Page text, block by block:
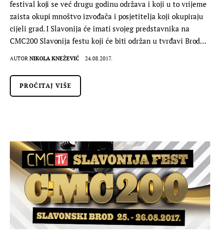
festival koji se već drugu godinu održava i koji u to vrijeme
zaista okupi mnoštvo izvođača i posjetitelja koji okupiraju
cijeli grad. I Slavonija će imati svojeg predstavnika na
CMC200 Slavonija festu koji će biti održan u tvrđavi Brod…
AUTOR NIKOLA KNEŽEVIĆ 24.08.2017.
PROČITAJ VIŠE